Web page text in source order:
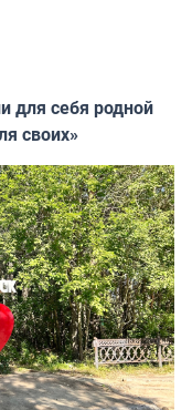
для себя родной
своих»